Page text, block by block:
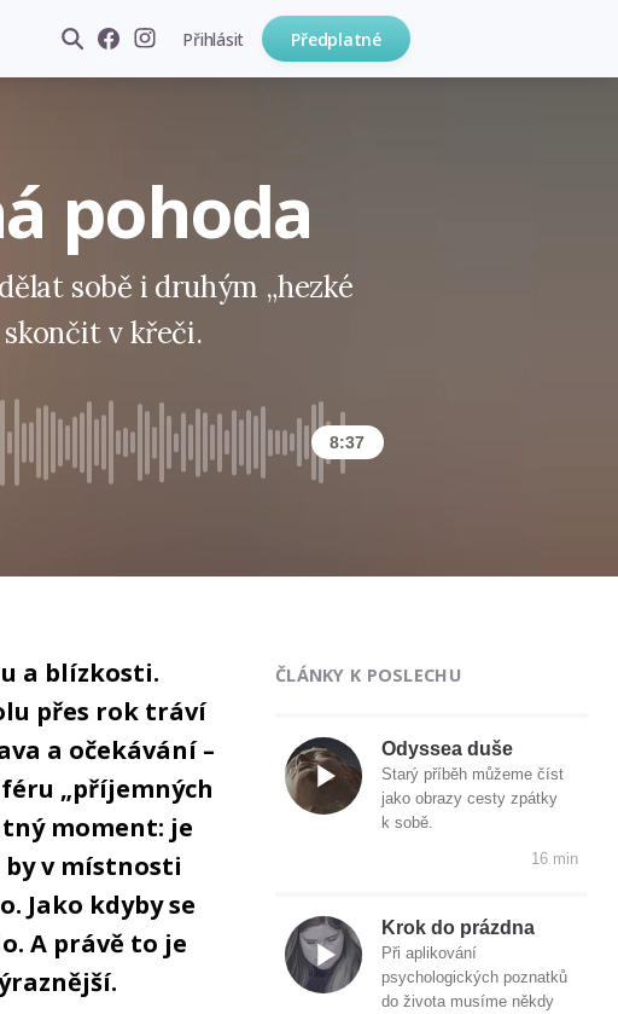
Přihlásit Předplatné
pohoda
sobě i druhým „hezké
v křeči.
8:37
a blízkosti.
přes rok tráví
a očekávání –
„příjemných
moment: je
v místnosti
Jako kdyby se
A právě to je
ČLÁNKY K POSLECHU
Odyssea duše
Starý příběh můžeme číst
jako obrazy cesty zpátky
k sobě.
16 min
Krok do prázdna
Při aplikování
psychologických poznatků
do života musíme někdy